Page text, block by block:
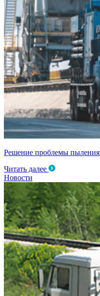
Решение проблемы пыления
Читать далее
Новости